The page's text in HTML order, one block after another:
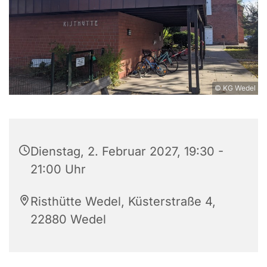
© KG Wedel
Dienstag, 2. Februar 2027, 19:30 -
21:00 Uhr
Risthütte Wedel, Küsterstraße 4,
22880 Wedel